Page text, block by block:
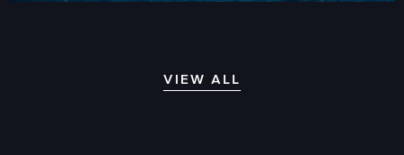
VIEW ALL